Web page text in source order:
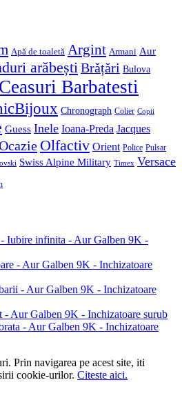
Apă de toaletă Argint Armani Aur
arăbeștiBrățări Bulova
Ceasuri Barbatesti
Chronograph Colier Copii
Guess Inele Ioana-Preda Jacques
Olfactiv Orient Police Pulsar
Swiss Alpine Military Timex Versace
Iubire infinita - Aur Galben 9K -
- Aur Galben 9K - Inchizatoare
- Aur Galben 9K - Inchizatoare
- Aur Galben 9K - Inchizatoare surub
- Aur Galben 9K - Inchizatoare
Prin navigarea pe acest site, iti
cookie-urilor. Citeste aici.